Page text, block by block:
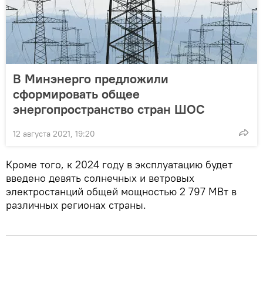
В Минэнерго предложили
сформировать общее
энергопространство стран ШОС
12 августа 2021, 19:20
Кроме того, к 2024 году в эксплуатацию будет
введено девять солнечных и ветровых
электростанций общей мощностью 2 797 МВт в
различных регионах страны.